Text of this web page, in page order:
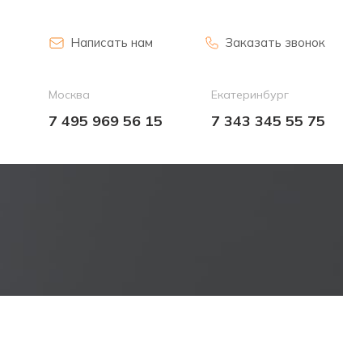
Написать нам Заказать звонок
Москва
7 495 969 56 15
Екатеринбург
7 343 345 55 75